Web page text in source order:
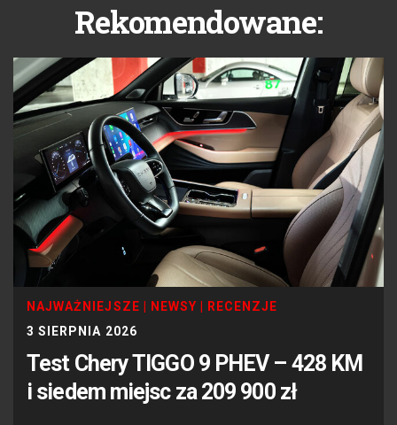
Rekomendowane:
NAJWAŻNIEJSZE NEWSY
RECENZJE
3 SIERPNIA 2026
Test Chery TIGGO 9 PHEV – 428 KM
i siedem miejsc za 209 900 zł